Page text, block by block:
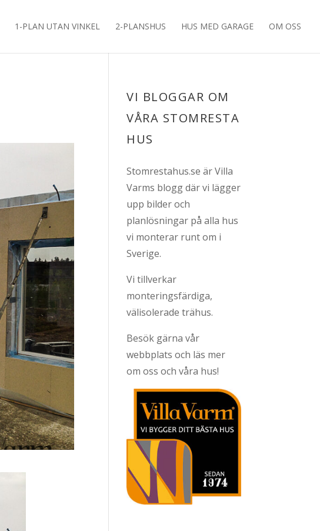
1-PLAN UTAN VINKEL 2-PLANSHUS HUS MED GARAGE OM OSS
VI BLOGGAR OM
VÅRA STOMRESTA
HUS
Stomrestahus.se är Villa
Varms blogg där vi lägger
upp bilder och
planlösningar på alla hus
vi monterar runt om i
Sverige.
Vi tillverkar
monteringsfärdiga,
välisolerade trähus.
Besök gärna vår
webbplats och läs mer
om oss och våra hus!